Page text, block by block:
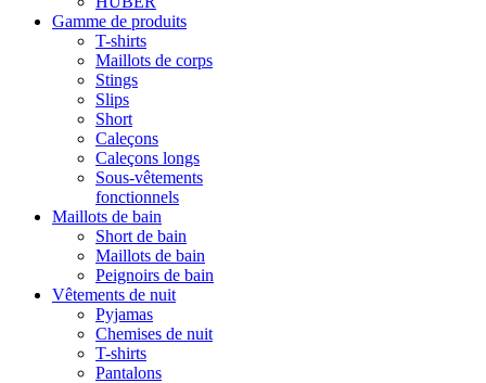
Gamme de produits
T-shirts
Maillots de corps
Stings
Slips
Short
Caleçons
Caleçons longs
Sous-vêtements
fonctionnels
Maillots de bain
Short de bain
Maillots de bain
Peignoirs de bain
Vêtements de nuit
Pyjamas
Chemises de nuit
T-shirts
Pantalons